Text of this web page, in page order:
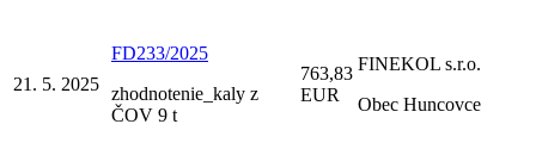
21. 5. 2025
FD233/2025
zhodnotenie_kaly z
ČOV 9 t
763,83
EUR
FINEKOL s.r.o.
Obec Huncovce